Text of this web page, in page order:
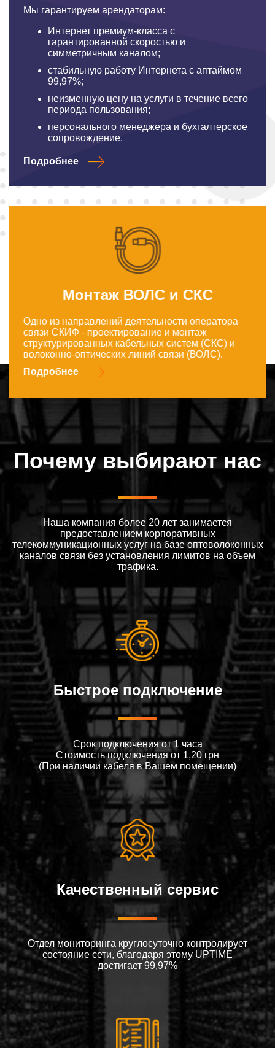
Мы гарантируем арендаторам:
Интернет премиум-класса с
гарантированной скоростью и
симметричным каналом;
стабильную работу Интернета с аптаймом
99,97%;
неизменную цену на услуги в течение всего
периода пользования;
персонального менеджера и бухгалтерское
сопровождение.
Подробнее
Монтаж ВОЛС и СКС
Одно из направлений деятельности оператора
связи СКИФ - проектирование и монтаж
структурированных кабельных систем (СКС) и
волоконно-оптических линий связи (ВОЛС).
Подробнее
Почему выбирают нас
Наша компания более 20 лет занимается
предоставлением корпоративных
телекоммуникационных услуг на базе оптоволоконных
каналов связи без установления лимитов на объем
трафика.
Быстрое подключение
Срок подключения от 1 часа
Стоимость подключения от 1,20 грн
(При наличии кабеля в Вашем помещении)
Качественный сервис
Отдел мониторинга круглосуточно контролирует
состояние сети, благодаря этому UPTIME
достигает 99,97%